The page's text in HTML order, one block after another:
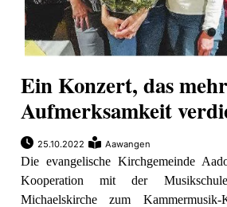
Ein Konzert, das mehr
Aufmerksamkeit
25.10.2022 Aawangen
Die evangelische Kirchgemeinde
Kooperation mit der
Michaelskirche zum